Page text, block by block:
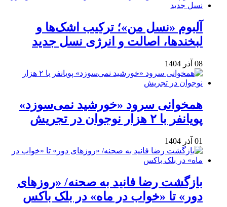
آلبوم «نسل من»؛ ترکیب اشک‌ها و
لبخندها، اصالت و انرژی نسل جدید
08 آذر 1404
همخوانی سرود «خورشید نمی‌سوزد»
پویانفر با ۲ هزار نوجوان در تجریش
01 آذر 1404
بازگشت رضا فانید به صحنه/ «روزهای
دور» تا «خواب در ماه» در بلک باکس